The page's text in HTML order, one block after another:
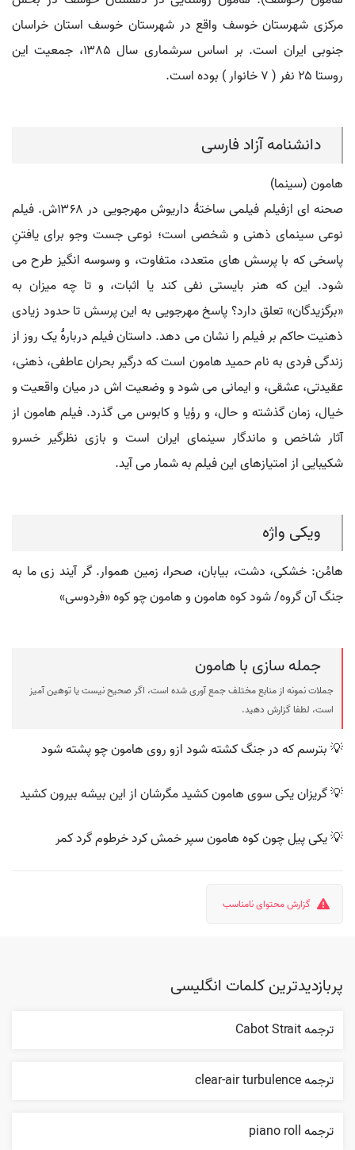
مرکزی شهرستان خوسف واقع در شهرستان خوسف استان خراسان
جنوبی ایران است. بر اساس سرشماری سال ۱۳۸۵، جمعیت این
روستا ۲۵ نفر ( ۷ خانوار ) بوده است.
دانشنامه آزاد فارسی
هامون (سینما)
صحنه ای ازفیلم فیلمی ساختۀ داریوش مهرجویی در ۱۳۶۸ش. فیلم
نوعی سینمای ذهنی و شخصی است؛ نوعی جست وجو برای یافتنِ
پاسخی که با پرسش های متعدد، متفاوت، و وسوسه انگیز طرح می
شود. این که هنر بایستی نفی کند یا اثبات، و تا چه میزان به
«برگزیدگان» تعلق دارد؟ پاسخ مهرجویی به این پرسش تا حدود زیادی
ذهنیت حاکم بر فیلم را نشان می دهد. داستان فیلم دربارۀ یک روز از
زندگی فردی به نام حمید هامون است که درگیر بحران عاطفی، ذهنی،
عقیدتی، عشقی، و ایمانی می شود و وضعیت اش در میان واقعیت و
خیال، زمان گذشته و حال، و رؤیا و کابوس می گذرد. فیلم هامون از
آثار شاخص و ماندگار سینمای ایران است و بازی نظرگیر خسرو
شکیبایی از امتیازهای این فیلم به شمار می آید.
ویکی واژه
هامُن: خشکی، دشت، بیابان، صحرا، زمین هموار. گر آیند زی ما به
جنگ آن گروه/ شود کوه هامون و هامون چو کوه «فردوسی»
جمله سازی با هامون
جملات نمونه از منابع مختلف جمع آوری شده است، اگر صحیح نیست یا توهین آمیز
است، لطفا گزارش دهید.
💡 بترسم که در جنگ کشته شود ازو روی هامون چو پشته شود
💡 گریزان یکی سوی هامون کشید مگرشان از این بیشه بیرون کشید
💡 یکی پیل چون کوه هامون سپر خمش کرد خرطوم گرد کمر
گزارش محتوای نامناسب
پربازدیدترین کلمات انگلیسی
ترجمه Cabot Strait
ترجمه clear-air turbulence
ترجمه piano roll